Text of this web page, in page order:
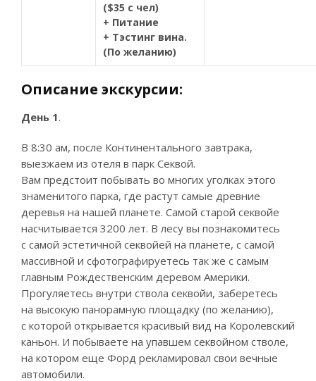
($35 с чел)
+ Питание
+ Тэстинг вина.
(По желанию)
Описание экскурсии:
День 1.
В 8:30 ам, после Континентального завтрака,
выезжаем из отеля в парк Секвой.
Вам предстоит побывать во многих уголках этого
знаменитого парка, где растут самые древние
деревья на нашей планете. Самой старой секвойе
насчитывается 3200 лет. В лесу вы познакомитесь
с самой эстетичной секвойей на планете, с самой
массивной и сфотографируетесь так же с самым
главным Рождественским деревом Америки.
Прогуляетесь внутри ствола секвойи, заберетесь
на высокую панорамную площадку (по желанию),
с которой открывается красивый вид на Королевский
каньон. И побываете на упавшем секвойном стволе,
на котором еще Форд рекламировал свои вечные
автомобили.